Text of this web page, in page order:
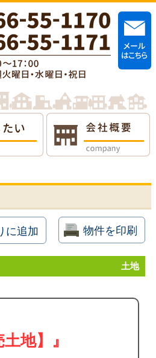
に追加 物件を印刷
土地
地】』